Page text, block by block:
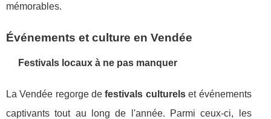
mémorables.
Événements et culture en Vendée
Festivals locaux à ne pas manquer
La Vendée regorge defestivals culturelset événements
captivants tout au long de l'année. Parmi ceux-ci, les